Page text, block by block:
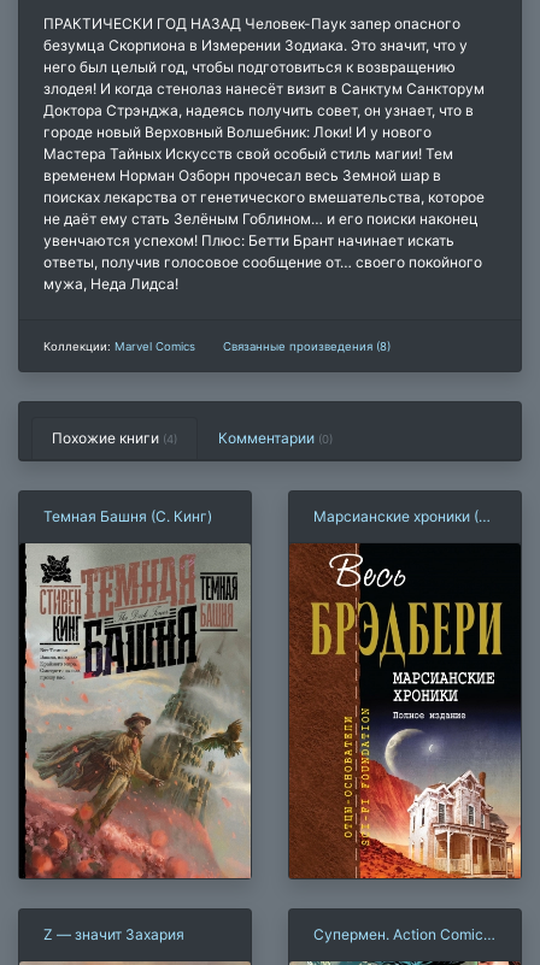
ПРАКТИЧЕСКИ ГОД НАЗАД Человек-Паук запер опасного
безумца Скорпиона в Измерении Зодиака. Это значит, что у
него был целый год, чтобы подготовиться к возвращению
злодея! И когда стенолаз нанесёт визит в Санктум Санкторум
Доктора Стрэнджа, надеясь получить совет, он узнает, что в
городе новый Верховный Волшебник: Локи! И у нового
Мастера Тайных Искусств свой особый стиль магии! Тем
временем Норман Озборн прочесал весь Земной шар в
поисках лекарства от генетического вмешательства, которое
не даёт ему стать Зелёным Гоблином… и его поиски наконец
увенчаются успехом! Плюс: Бетти Брант начинает искать
ответы, получив голосовое сообщение от… своего покойного
мужа, Неда Лидса!
Коллекции: Marvel Comics Связанные произведения (8)
Похожие книги (4) Комментарии (0)
Темная Башня (С. Кинг)
Марсианские хроники (Р.
Z — значит Захария
Супермен. Action Comics.